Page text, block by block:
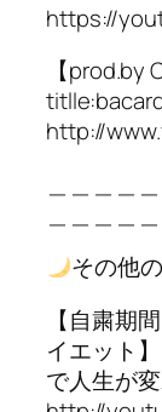
https://
【prod.by
http://
その他
【自粛期
イエット
で人生が